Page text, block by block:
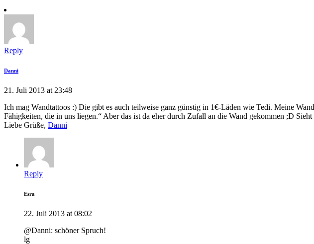
Reply
Danni
21. Juli 2013 at 23:48
Ich mag Wandtattoos :) Die gibt es auch teilweise ganz günstig in 1€-Läden wie Tedi. Meine
Fähigkeiten, die in uns liegen.“ Aber das ist da eher durch Zufall an die Wand gekommen ;D
Liebe Grüße, Danni
Reply
Esra
22. Juli 2013 at 08:02
@Danni: schöner Spruch!
lg